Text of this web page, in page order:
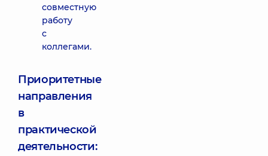
совместную
работу
с
коллегами.
Приоритетные
направления
в
практической
деятельности: